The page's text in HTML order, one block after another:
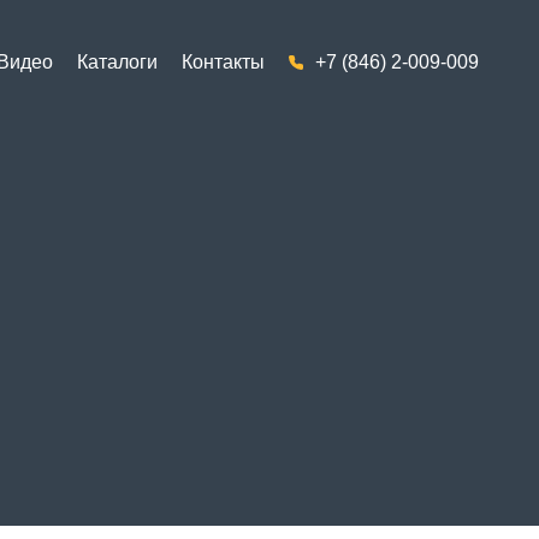
Видео Каталоги Контакты +7 (846) 2-009-009